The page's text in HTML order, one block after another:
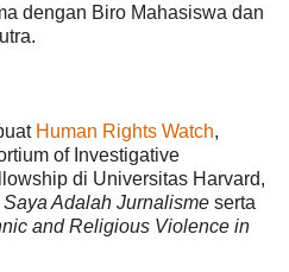
dengan Biro Mahasiswa dan
Human Rights Watch,
of Investigative
di Universitas Harvard,
Adalah Jurnalisme serta
and Religious Violence in